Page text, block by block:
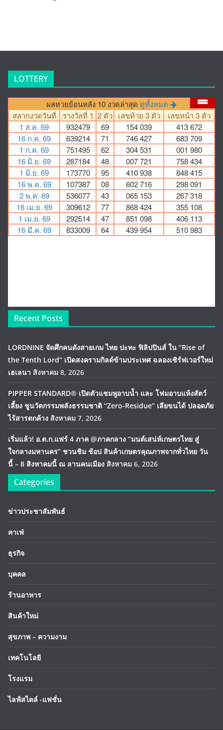
LOTTERY
Recent Posts
LORDNINE จัดศึกคนดังสายเกม ไทย ปะทะ ฟิลิปปินส์ ใน “Rise of
the Tenth Lord” เปิดสงครามกิลด์ข้ามประเทศ ฉลองเซิร์ฟเวอร์ใหม่
เฮเลนา สิงหาคม 8, 2026
PIPPER STANDARD® เปิดตัวแชมพูอาบน้ำ และ โฟมอาบแห้งสัตว์
เลี้ยง ชูนวัตกรรมพลังธรรมชาติ “Zero-Residue” เลียขนได้ ปลอดภัย
ไร้สารตกค้าง สิงหาคม 7, 2026
เริ่มแล้ว! อ.ต.ก.แฟร์ 4 ภาค @ภาคกลาง “มนต์เสน่ห์เกษตรไทย สู่
ใจกลางมหานคร” ชวนชิม ช้อป สินค้าเกษตรคุณภาพจากทั่วไทย วัน
นี้ – 8 สิงหาคมนี้ ณ ลานคนเมือง สิงหาคม 6, 2026
Categories
ข่าวประชาสัมพันธ์
คาเฟ่
ธุรกิจ
บุคคล
ร้านอาหาร
สินค้าใหม่
สุขภาพ – ความงาม
เทคโนโลยี
โรงแรม
ไลฟ์สไตล์ -แฟชั่น